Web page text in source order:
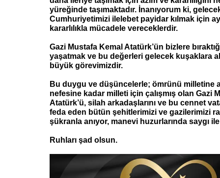
yüreğinde taşımaktadır. İnanıyorum ki,
Cumhuriyetimizi ilelebet payidar kılmak için
kararlılıkla mücadele vereceklerdir.
Gazi Mustafa Kemal Atatürk’ün bizlere
yaşatmak ve bu değerleri gelecek kuşaklara
büyük görevimizdir.
Bu duygu ve düşüncelerle; ömrünü milletine
nefesine kadar milleti için çalışmış olan Gazi
Atatürk’ü, silah arkadaşlarını ve bu cennet
feda eden bütün şehitlerimizi ve gazilerimizi
şükranla anıyor, manevi huzurlarında saygı
Ruhları şad olsun.